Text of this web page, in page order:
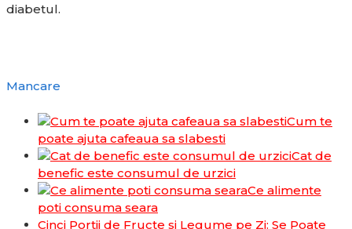
diabetul.
Mancare
Cum te
poate ajuta cafeaua sa slabesti
Cat de
benefic este consumul de urzici
Ce alimente
poti consuma seara
Cinci Portii de Fructe si Legume pe Zi: Se Poate